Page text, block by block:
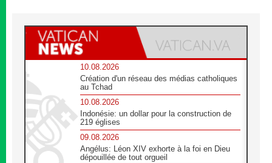
10.08.2026
Création d'un réseau des médias catholiques
au Tchad
10.08.2026
Indonésie: un dollar pour la construction de
219 églises
09.08.2026
Angélus: Léon XIV exhorte à la foi en Dieu
dépouillée de tout orgueil